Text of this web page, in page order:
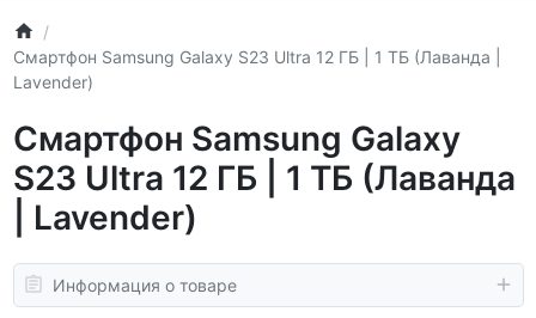
Смартфон Samsung Galaxy S23 Ultra 12 ГБ | 1 ТБ (Лаванда |
Lavender)
Смартфон Samsung Galaxy
S23 Ultra 12 ГБ | 1 ТБ (Лаванда
| Lavender)
Информация о товаре